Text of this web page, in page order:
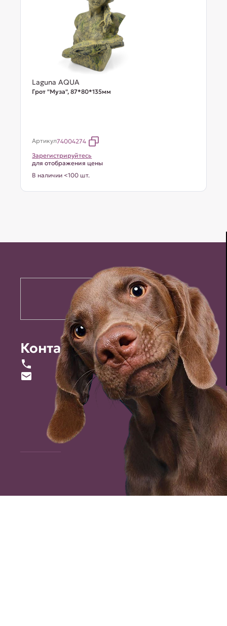
Laguna AQUA
Грот "Муза", 87*80*135мм
Артикул74004274
Зарегистрируйтесь
для отображения цены
В наличии <100 шт.
Контакты